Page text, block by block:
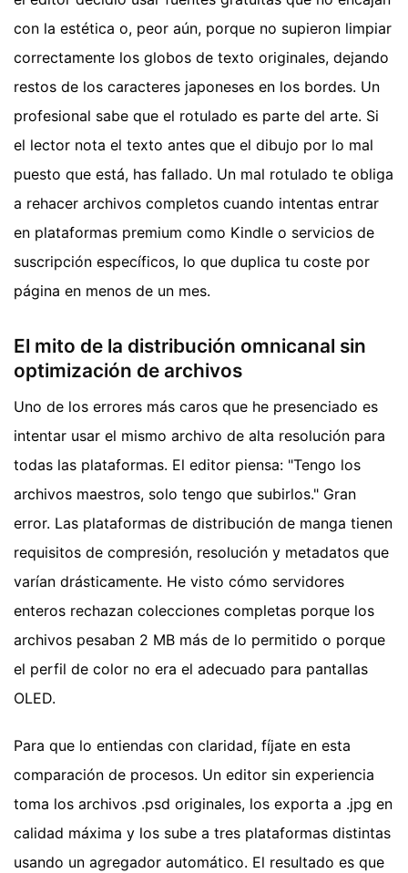
con la estética o, peor aún, porque no supieron limpiar
correctamente los globos de texto originales, dejando
restos de los caracteres japoneses en los bordes. Un
profesional sabe que el rotulado es parte del arte. Si
el lector nota el texto antes que el dibujo por lo mal
puesto que está, has fallado. Un mal rotulado te obliga
a rehacer archivos completos cuando intentas entrar
en plataformas premium como Kindle o servicios de
suscripción específicos, lo que duplica tu coste por
página en menos de un mes.
El mito de la distribución omnicanal sin
optimización de archivos
Uno de los errores más caros que he presenciado es
intentar usar el mismo archivo de alta resolución para
todas las plataformas. El editor piensa: "Tengo los
archivos maestros, solo tengo que subirlos." Gran
error. Las plataformas de distribución de manga tienen
requisitos de compresión, resolución y metadatos que
varían drásticamente. He visto cómo servidores
enteros rechazan colecciones completas porque los
archivos pesaban 2 MB más de lo permitido o porque
el perfil de color no era el adecuado para pantallas
OLED.
Para que lo entiendas con claridad, fíjate en esta
comparación de procesos. Un editor sin experiencia
toma los archivos .psd originales, los exporta a .jpg en
calidad máxima y los sube a tres plataformas distintas
usando un agregador automático. El resultado es que